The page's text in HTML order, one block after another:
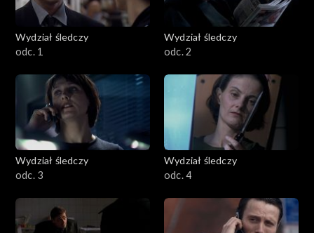
Sezon 3
Sezon 4
Wydział śledczy
odc. 1
Wydział śledczy
odc. 2
Wydział śledczy
odc. 3
Wydział śledczy
odc. 4